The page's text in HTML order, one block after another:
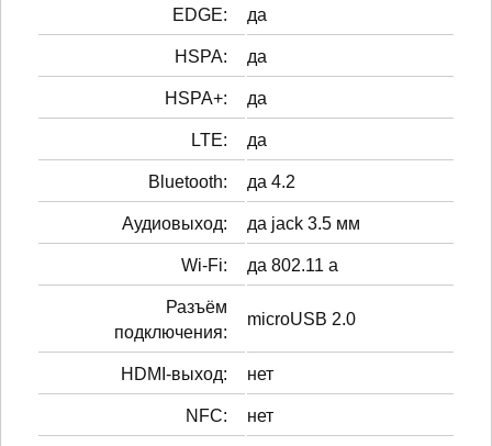
EDGE: да
HSPA: да
HSPA+: да
LTE: да
Bluetooth: да 4.2
Аудиовыход: да jack 3.5 мм
Wi-Fi: да 802.11 a
Разъём
подключения:
microUSB 2.0
HDMI-выход: нет
NFC: нет